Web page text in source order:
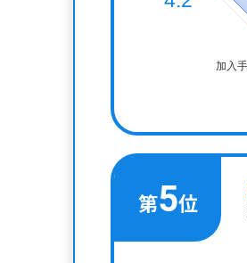
第5位